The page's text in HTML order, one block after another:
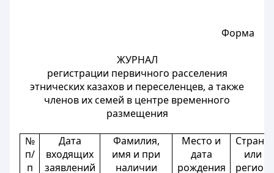
Форма
ЖУРНАЛ
регистрации первичного расселения
этнических казахов и переселенцев, а также
членов их семей в центре временного
размещения
№
п/
п
Дата
входящих
заявлений
Фамилия,
имя и при
наличии
Место и
дата
рождения
Страна
или
регион